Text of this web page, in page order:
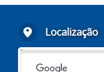
Localização